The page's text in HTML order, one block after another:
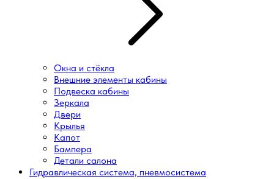
Окна и стёкла
Внешние элементы кабины
Подвеска кабины
Зеркала
Двери
Крылья
Капот
Бампера
Детали салона
Гидравлическая система, пневмосистема